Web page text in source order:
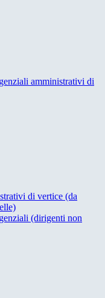
amministrativi di
di vertice (da
(dirigenti non